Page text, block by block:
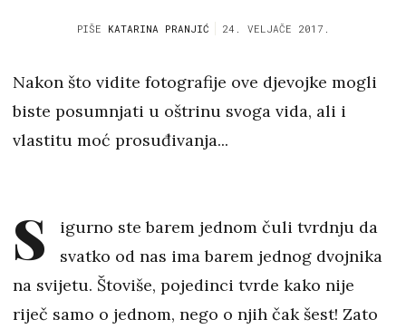
PIŠE KATARINA PRANJIĆ 24. VELJAČE 2017.
Nakon što vidite fotografije ove djevojke mogli
biste posumnjati u oštrinu svoga vida, ali i
vlastitu moć prosuđivanja...
S
igurno ste barem jednom čuli tvrdnju da
svatko od nas ima barem jednog dvojnika
na svijetu. Štoviše, pojedinci tvrde kako nije
riječ samo o jednom, nego o njih čak šest! Zato